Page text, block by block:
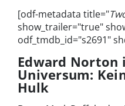
[odf-metadata title="
show_trailer="true"
odf_tmdb_id="s2691"
Edward Norton
Universum:
Hulk